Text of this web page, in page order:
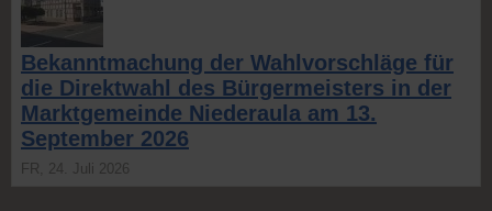
Bekanntmachung der Wahlvorschläge für
die Direktwahl des Bürgermeisters in der
Marktgemeinde Niederaula am 13.
September 2026
FR, 24. Juli 2026